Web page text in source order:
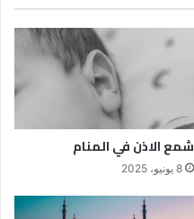
شمع الاذن في المنام
8 يونيو، 2025